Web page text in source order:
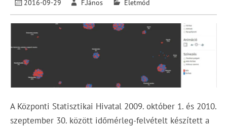
2016-09-29 F.János Életmód
A Központi Statisztikai Hivatal 2009. október 1. és 2010.
szeptember 30. között időmérleg-felvételt készített a